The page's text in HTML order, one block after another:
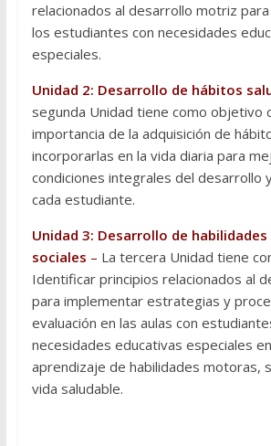
relacionados al desarrollo motriz
los estudiantes con necesidades
especiales.
Unidad 2: Desarrollo de hábitos
segunda Unidad tiene como objetivo
importancia de la adquisición de
incorporarlas en la vida diaria para
condiciones integrales del desarrollo
cada estudiante.
Unidad 3: Desarrollo de habilidades
sociales – La tercera Unidad tiene
Identificar principios relacionados al
para implementar estrategias y
evaluación en las aulas con
necesidades educativas especiales
aprendizaje de habilidades motoras,
vida saludable.